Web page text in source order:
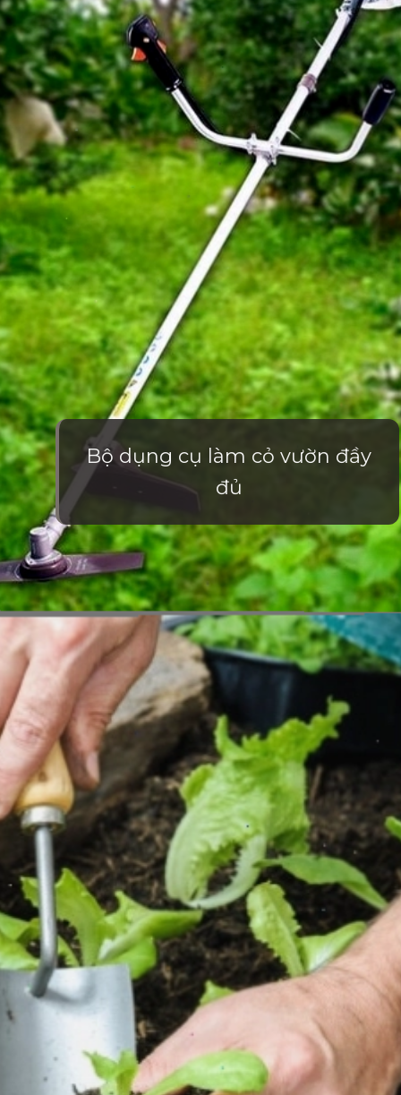
Bộ dụng cụ làm cỏ vườn đầy
đủ
Đang mở https://vietnamxua.edu.vn/cach-lam-co-vuon-nhanh-nhat